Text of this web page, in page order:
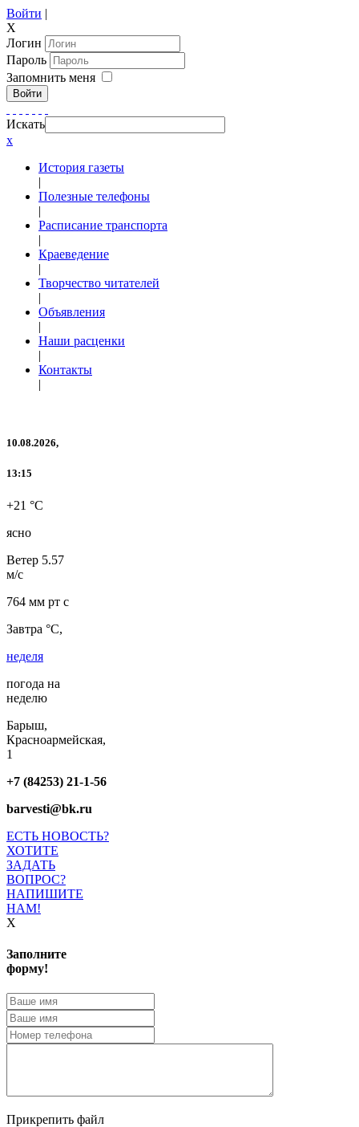
Войти |
X
Логин
Пароль
Запомнить меня
Войти
Искать
x
История газеты
|
Полезные телефоны
|
Расписание транспорта
|
Краеведение
|
Творчество читателей
|
Объявления
|
Наши расценки
|
Контакты
|
10.08.2026,
13:15
+21 °C
ясно
Ветер 5.57
м/с
764 мм рт с
Завтра °C,
неделя
погода на
неделю
Барыш,
Красноармейская,
1
+7 (84253) 21-1-56
barvesti@bk.ru
ЕСТЬ НОВОСТЬ?
ХОТИТЕ
ЗАДАТЬ
ВОПРОС?
НАПИШИТЕ
НАМ!
X
Заполните
форму!
Прикрепить файл